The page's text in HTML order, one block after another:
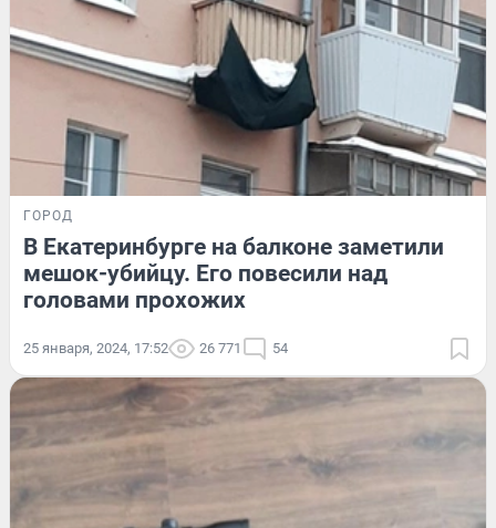
ГОРОД
В Екатеринбурге на балконе заметили
мешок-убийцу. Его повесили над
головами прохожих
25 января, 2024, 17:52 26 771 54